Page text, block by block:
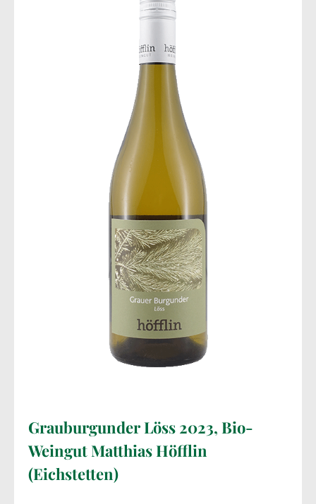
Grauburgunder Löss 2023, Bio-
Weingut Matthias Höfflin
(Eichstetten)